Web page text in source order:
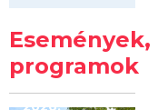
Események,
programok
Kilóméterek
2026
2026.